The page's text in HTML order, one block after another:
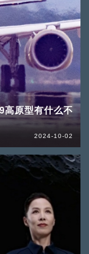
高原型有什么不
2024-10-02